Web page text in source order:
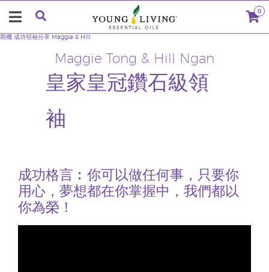
0
Maggie Tong & Hill Ngan
皇家皇冠鑽石級領
袖
商機 成功領袖分享 Maggie & Hill
成功格言︰你可以做任何事，只要你
用心，夢想都在你掌握中，我們都以
你為榮！